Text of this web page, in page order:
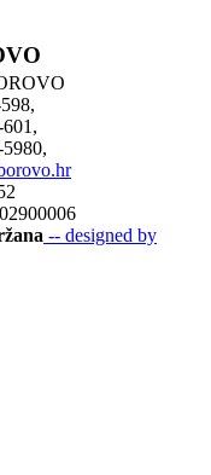
-- designed by